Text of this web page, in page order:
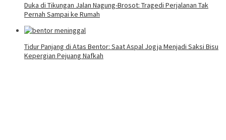
Duka di Tikungan Jalan Nagung-Brosot: Tragedi Perjalanan Tak
Pernah Sampai ke Rumah
Tidur Panjang di Atas Bentor: Saat Aspal Jogja Menjadi Saksi Bisu
Kepergian Pejuang Nafkah